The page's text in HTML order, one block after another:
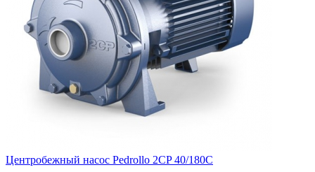
Центробежный насос Pedrollo 2CP 40/180C